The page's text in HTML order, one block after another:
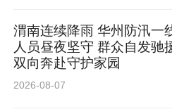
渭南连续降雨 华州防汛一
人员昼夜坚守 群众自发驰
双向奔赴守护家园
2026-08-07